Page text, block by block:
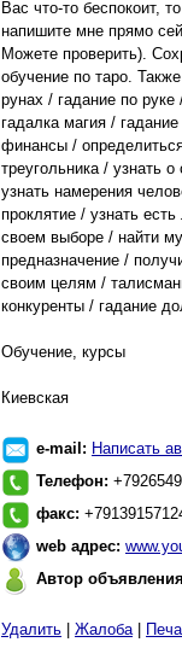
Вас что-то беспокоит,
напишите мне прямо
Можете проверить).
обучение по таро.
рунах / гадание по
гадалка магия /
финансы /
треугольника / узнать
узнать намерения
проклятие / узнать
своем выборе / найти
предназначение /
своим целям /
конкуренты / гадание
Обучение, курсы
Киевская
e-mail: Написать
Телефон:
факс:
web адрес:
Автор
Удалить Жалоба|